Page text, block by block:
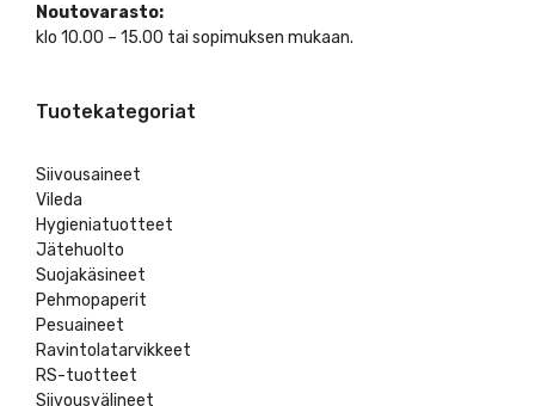
Noutovarasto:
klo 10.00 – 15.00 tai sopimuksen mukaan.
Tuotekategoriat
Siivousaineet
Vileda
Hygieniatuotteet
Jätehuolto
Suojakäsineet
Pehmopaperit
Pesuaineet
Ravintolatarvikkeet
RS-tuotteet
Siivousvälineet